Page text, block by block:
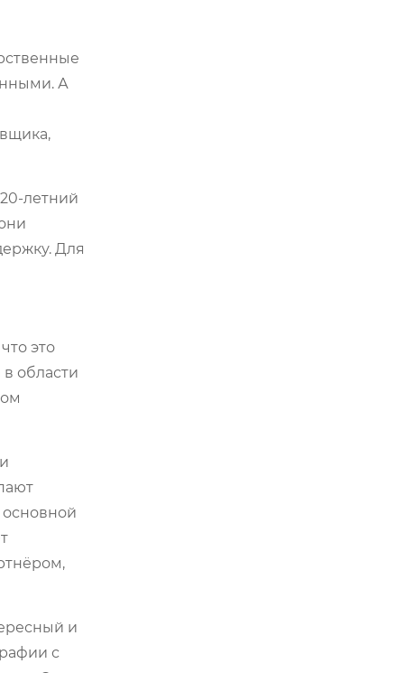
А
летний
Для
это
области
основной
и
с